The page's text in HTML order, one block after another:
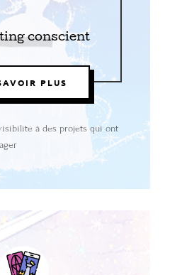
conscient
PLUS
à des projets qui ont